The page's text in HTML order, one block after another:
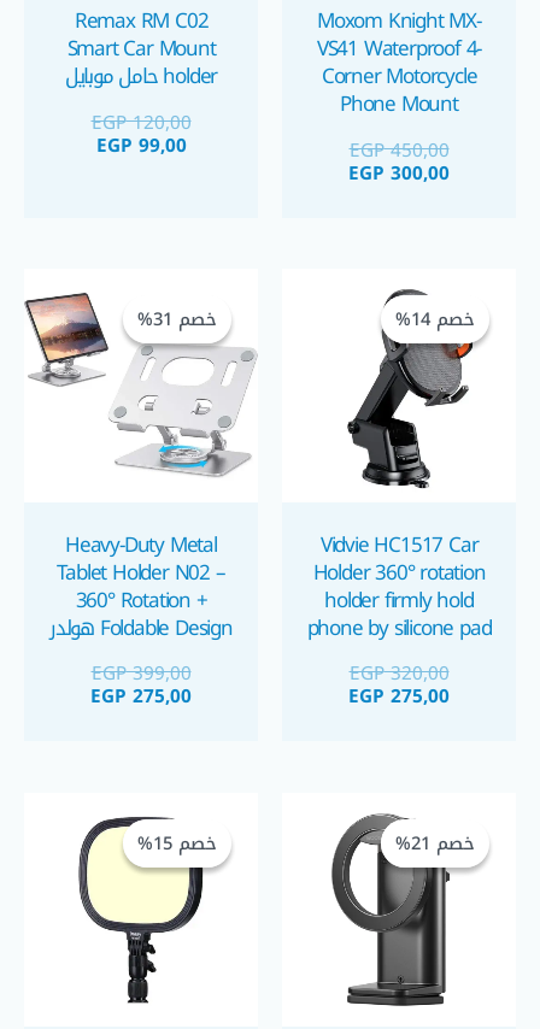
Moxom Knight MX-
VS41 Waterproof 4-
Corner Motorcycle
Phone Mount
EGP450,00
EGP 300,00
Remax RM C02
Smart Car Mount
holder حامل موبايل
EGP120,00
EGP 99,00
خصم 14%
خصم 14%
Vidvie HC1517 Car
Holder 360° rotation
holder firmly hold
phone by silicone pad
EGP320,00
EGP 320,00.
EGP 275,00
EGP 275,00.
خصم 31%
خصم 31%
Heavy-Duty Metal
Tablet Holder N02 –
360° Rotation +
Foldable Design هولدر
EGP399,00
الأصلي
هو:
399,00.
EGP 275,00
الحالي
هو:
275,00.
خصم 21%
خصم 21%
الأصلي
هو:
EGP 600,00.
الحالي
هو:
EGP 475,00.
خصم 15%
خصم 15%
الأصلي
هو:
999,00.
الحالي
هو:
850,00.